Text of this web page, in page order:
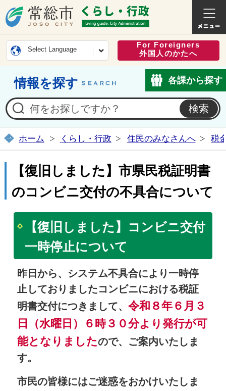
常総市公式ホームページ
くらし
Select Language
For Foreigners
外国人のかたへ
情報を探す 各課から探す
ホーム くらし・行政 住民のみなさんへ 税
【復旧しました】市県民税証明書
のコンビニ交付の不具合について
【復旧しました】コンビニ交付
一時停止について
昨日から、システム不具合により一時停
止しておりましたコンビニにおける税証
明書交付につきまして、令和８年６月３
日（水曜日）６時３０分より発行が可
能となりましたので、ご案内いたしま
す。
市民の皆様にはご迷惑をおかけいたしま